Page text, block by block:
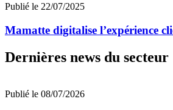
Publié le 22/07/2025
Mamatte digitalise l’expérience
Dernières news du secteur
Publié le 08/07/2026